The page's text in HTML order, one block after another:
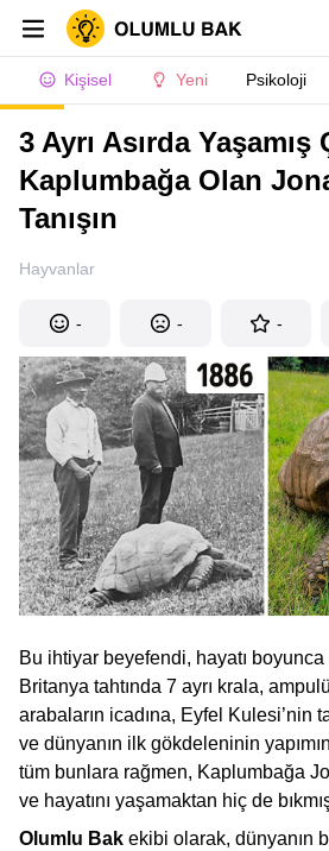
Kişisel Yeni Psikoloji
3 Ayrı Asırda Yaşamış
Kaplumbağa Olan
Tanışın
Hayvanlar
- - -
Bu ihtiyar beyefendi, hayatı
Britanya tahtında 7 ayrı krala,
arabaların icadına, Eyfel Kulesi’nin
ve dünyanın ilk gökdeleninin
tüm bunlara rağmen, Kaplumbağa
ve hayatını yaşamaktan hiç de
Olumlu Bak ekibi olarak, dünyanın